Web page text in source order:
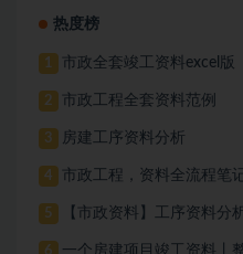
热度榜
1 市政全套竣工资料excel版
2 市政工程全套资料范例
3 房建工序资料分析
4 市政工程，资料全流程笔
5 【市政资料】工序资料分
一个房建项目竣工资料丨